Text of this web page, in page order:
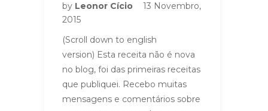
by Leonor Cício
13 Novembro,
2015
(Scroll down to english
version) Esta receita não é nova
no blog, foi das primeiras receitas
que publiquei. Recebo muitas
mensagens e comentários sobre